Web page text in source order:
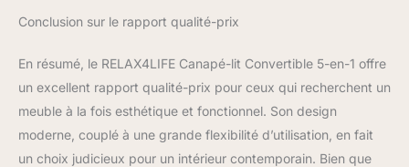
trouvez tous les
puis fixez les pieds du
canapé. Si nécessaire,
vous pouvez essuyer la
poussière et le garder
propre avec un chiffon
Conclusion sur le rapport qualité-prix
En résumé, le RELAX4LIFE Canapé-lit Convertible 5-en-1 offre
un excellent rapport qualité-prix pour ceux qui recherchent un
meuble à la fois esthétique et fonctionnel. Son design
moderne, couplé à une grande flexibilité d’utilisation, en fait
un choix judicieux pour un intérieur contemporain. Bien que